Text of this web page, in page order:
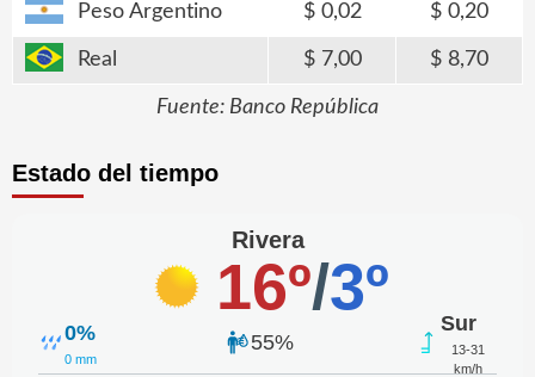
Peso Argentino 0,02 0,20
Real 7,00 8,70
Fuente: Banco República
Estado del tiempo
Rivera
16º/3º
0%
0 mm
55%
Sur
13-31
km/h